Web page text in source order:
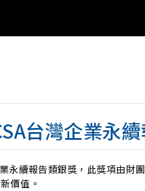
台灣企業永
永續報告類銀獎，此獎項由
價值。